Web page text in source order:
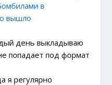
в
вышло
день выкладываю
попадает под формат
я регулярно